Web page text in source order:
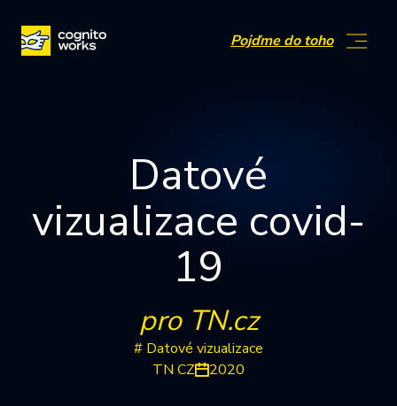
Pojďme do toho
Datové
vizualizace covid-
19
pro TN.cz
# Datové vizualizace
TN CZ
2020